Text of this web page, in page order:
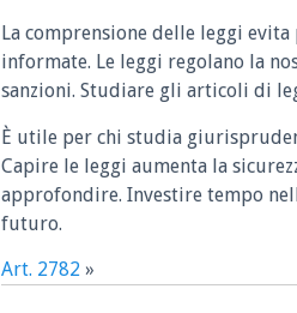
La comprensione delle leggi
informate. Le leggi regolano la
sanzioni. Studiare gli articoli di
È utile per chi studia
Capire le leggi aumenta la
approfondire. Investire tempo
futuro.
Art. 2782 »